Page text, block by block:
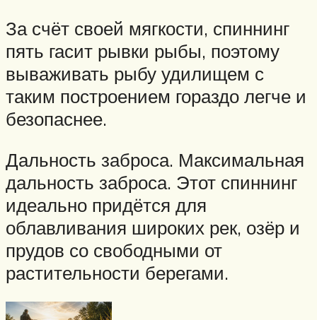
За счёт своей мягкости, спиннинг
пять гасит рывки рыбы, поэтому
вываживать рыбу удилищем с
таким построением гораздо легче и
безопаснее.
Дальность заброса. Максимальная
дальность заброса. Этот спиннинг
идеально придётся для
облавливания широких рек, озёр и
прудов со свободными от
растительности берегами.